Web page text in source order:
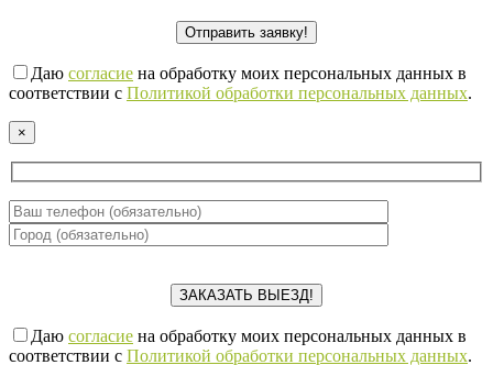
Даю согласие на обработку моих персональных данных в
соответствии с Политикой обработки персональных данных.
×
Даю согласие на обработку моих персональных данных в
соответствии с Политикой обработки персональных данных.